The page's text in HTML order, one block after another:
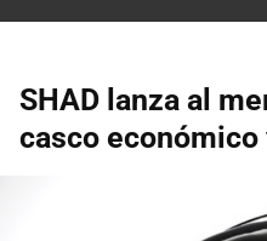
SHAD lanza al
casco económico